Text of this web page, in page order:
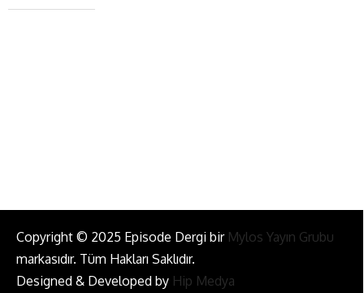
+90 543 345 46 00
Copyright © 2025 Episode Dergi bir Mylos Yayın Grubu
markasıdır. Tüm Hakları Saklıdır.
Designed & Developed by Hip Medya